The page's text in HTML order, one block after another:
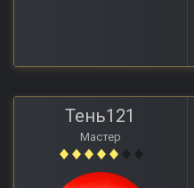
Тень121
Мастер